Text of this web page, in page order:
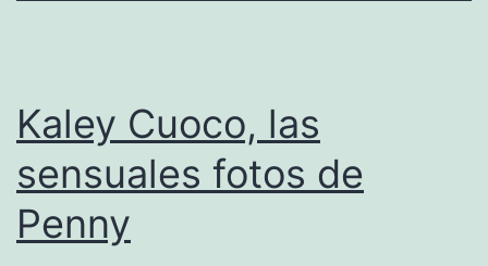
Kaley Cuoco, las
sensuales fotos de
Penny